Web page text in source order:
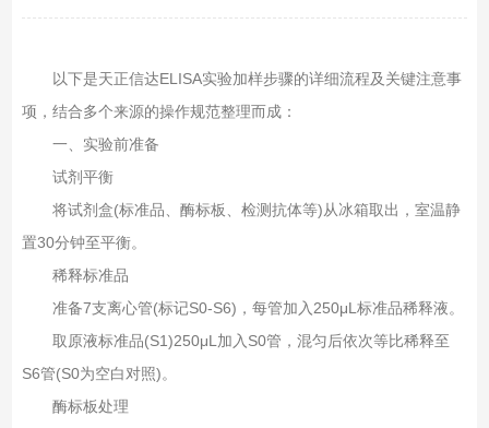
以下是天正信达ELISA实验加样步骤的详细流程及关键注意事
项，结合多个来源的操作规范整理而成：
一、实验前准备‌
试剂平衡‌
将试剂盒(标准品、酶标板、检测抗体等)从冰箱取出，室温静
置30分钟至平衡‌。
稀释标准品‌
准备7支离心管(标记S0-S6)，每管加入250μL标准品稀释液‌。
取原液标准品(S1)250μL加入S0管，混匀后依次等比稀释至
S6管(S0为空白对照)‌。
酶标板处理‌